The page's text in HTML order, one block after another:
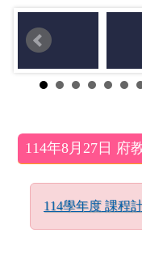
左邊區域內容
114年8月27日 府
114學年度 課程